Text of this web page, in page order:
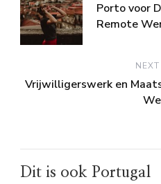
Porto voor
Remote
Vrijwilligerswerk en
Dit is ook Portugal